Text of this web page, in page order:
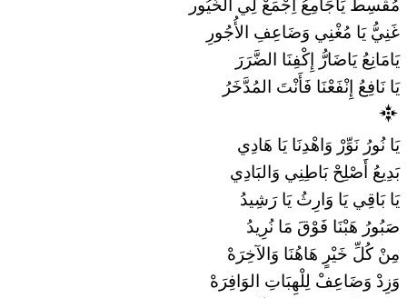
مُقْسِطُ يَاجَامِعُ اِجْمَعْ لِي الخُيُور
غَنِيُّ يَا مُغْنِي وَضَاعِفِ الأُجُورِ
يَامَانِعُ يَاضَارُّ إِكْفِنَا الضَّرَرَ
يَا نَافِعُ إِنْفَعْنَا فَأَنْتَ المُدَّخَرُ
يَا نُورُ نَوِّرْ وَاهْدِنَا يَا هَادِي
بَدِيعُ أَصْلِحْ بَاطِنِي وَالبَادِي
يَا بَاقِي يَا وَارِثُ يَا رَشِيدُ
صَبُورُ هَبْنَا فَوْقَ مَا نُرِيدُ
مِنْ كُلِّ خَيْرٍ هَاهُنَا وَالآخِرَهْ
وَزِدْ وَضَاعِفْ لِلْهِبَاتِ الوَافِرَهْ